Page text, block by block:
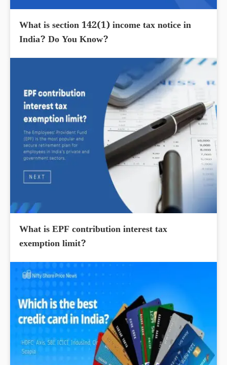
What is section 142(1) income tax notice in
India? Do You Know?
What is EPF contribution interest tax
exemption limit?